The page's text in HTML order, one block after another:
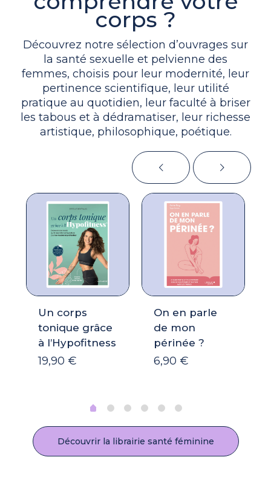
corps ?
Découvrez notre sélection d’ouvrages sur
la santé sexuelle et pelvienne des
femmes, choisis pour leur modernité, leur
pertinence scientifique, leur utilité
pratique au quotidien, leur faculté à briser
les tabous et à dédramatiser, leur richesse
artistique, philosophique, poétique.
Un corps
tonique grâce
à l’Hypofitness
19,90 €
On en parle
de mon
périnée ?
6,90 €
Découvrir la librairie santé féminine